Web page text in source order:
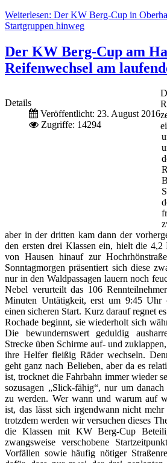
Weiterlesen: Der KW Berg-Cup in
Startgruppen hinweg
Der KW Berg-Cup am
Reifenwechsel am
Details
Veröffentlicht: 23. August 2016
Zugriffe: 14294
aber in der dritten kam dann der
den ersten drei Klassen ein, hielt die 4,2
von Hausen hinauf zur
Sonntagmorgen präsentiert sich diese
nur in den Waldpassagen lauern noch
Nebel verurteilt das 106
Minuten Untätigkeit, erst um 9:45 Uhr
einen sicheren Start. Kurz darauf regnet
Rochade beginnt, sie wiederholt sich
Die bewundernswert geduldig
Strecke üben Schirme auf- und
ihre Helfer fleißig Räder wechseln.
geht ganz nach Belieben, aber da es
ist, trocknet die Fahrbahn immer wieder
sozusagen „Slick-fähig“, nur um
zu werden. Wer wann und warum auf
ist, das lässt sich irgendwann nicht mehr
trotzdem werden wir versuchen dieses
die Klassen mit KW Berg-Cup
zwangsweise verschobene
Vorfällen sowie häufig nötiger